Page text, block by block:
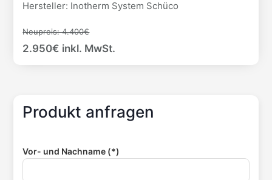
Hersteller: Inotherm System Schüco
Neupreis: 4.400€
2.950€ inkl. MwSt.
Produkt anfragen
Vor- und Nachname (*)